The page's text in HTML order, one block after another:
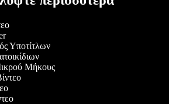
Υποτίτλων
Μήκους